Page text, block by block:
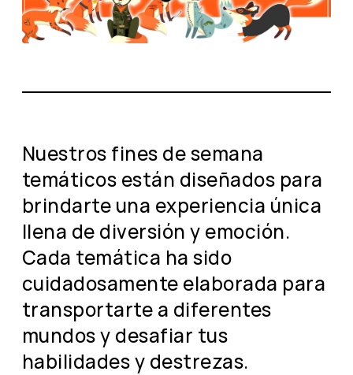
Nuestros fines de semana
temáticos están diseñados para
brindarte una experiencia única
llena de diversión y emoción.
Cada temática ha sido
cuidadosamente elaborada para
transportarte a diferentes
mundos y desafiar tus
habilidades y destrezas.